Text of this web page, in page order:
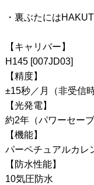
・裏ぶたには
【キャリバー】
H145 [007JD03]
【精度】
±15秒／月（非受信時
【光発電】
約2年（パワーセーブ
【機能】
パーペチュアルカレ
【防水性能】
10気圧防水